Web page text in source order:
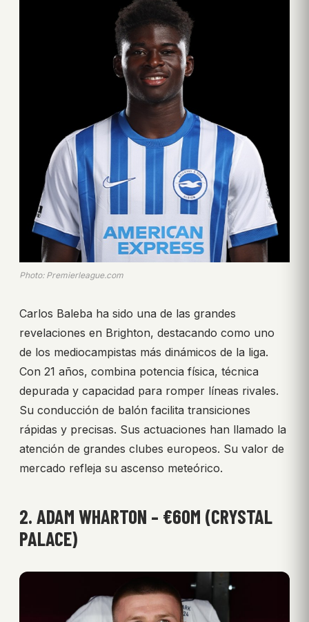
Photo: Premierleague.com
Carlos Baleba ha sido una de las grandes
revelaciones en Brighton, destacando como uno
de los mediocampistas más dinámicos de la liga.
Con 21 años, combina potencia física, técnica
depurada y capacidad para romper líneas rivales.
Su conducción de balón facilita transiciones
rápidas y precisas. Sus actuaciones han llamado la
atención de grandes clubes europeos. Su valor de
mercado refleja su ascenso meteórico.
2. ADAM WHARTON – €60M (CRYSTAL
PALACE)